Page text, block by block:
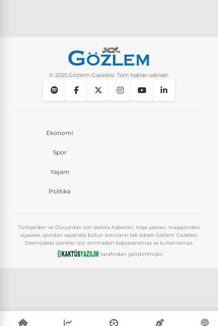
Instagram’da keşfet nasıl temizlenir?
© 2025 Gözlem Gazetesi. Tüm hakları saklıdır.
Ekonomi
Spor
Yaşam
Politika
Türkiye'den ve Dünya'dan son dakika haberleri, köşe yazıları, magazinden
siyasete, spordan seyahate bütün konuların tek adresi Gözlem Gazetesi.
Sitemizdeki içerikler izin alınmadan kopyalanamaz ve kullanılamaz.
tarafından geliştirilmiştir.